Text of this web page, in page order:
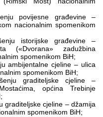
povijesne građevine –
nacionalnim spomenikom
istorijske građevine –
(«Dvorana» zadužbina
spomenikom BiH;
ambijentalne cjeline – ulica
spomenikom BiH;
graditeljske cjeline –
općina Trebinje
graditeljske cjeline – džamija
spomenikom BiH;